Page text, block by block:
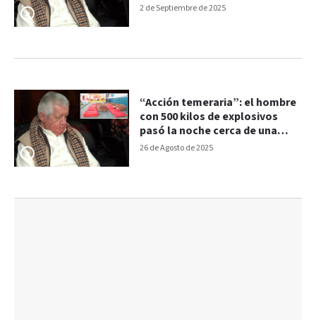
2 de Septiembre de 2025
26 de Agosto de 2025
“Acción temeraria”: el hombre
con 500 kilos de explosivos
pasó la noche cerca de una
estación de servicios